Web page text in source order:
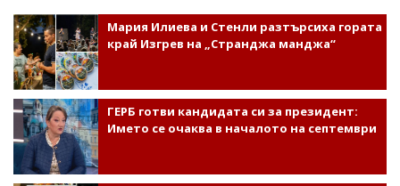
Мария Илиева и Стенли разтърсиха гората
край Изгрев на „Странджа манджа“
ГЕРБ готви кандидата си за президент:
Името се очаква в началото на септември